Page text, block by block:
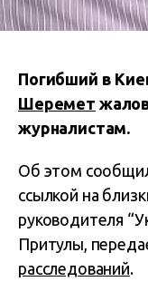
Погибший в
Шеремет
журналистам.
Об этом
ссылкой на
руководителя
Притулы,
расследований.